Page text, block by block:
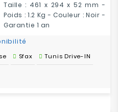
Taille : 461 x 294 x 52 mm -
Poids : 1.2 Kg - Couleur : Noir -
Garantie 1 an
Sfax Tunis Drive-IN